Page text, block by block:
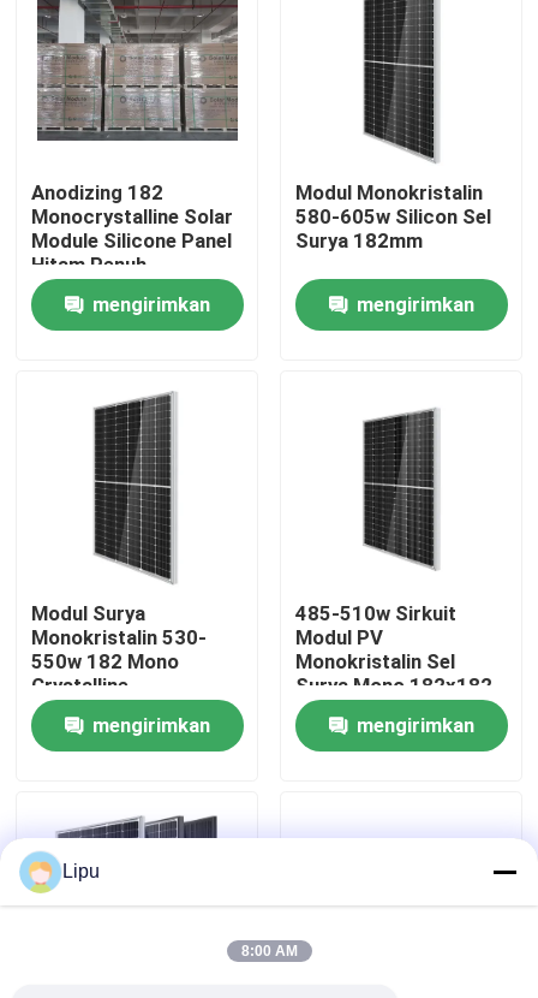
Rumah
Produk
Anodizing 182
Monocrystalline Solar
Module Silicone Panel
Hitam Penuh
mengirimkan
Modul Monokristalin
580-605w Silicon Sel
Surya 182mm
mengirimkan
Modul Surya
Monokristalin 530-
550w 182 Mono
Crystalline
mengirimkan
485-510w Sirkuit
Modul PV
Monokristalin Sel
Surya Mono 182x182
mengirimkan
Lipu
8:00 AM